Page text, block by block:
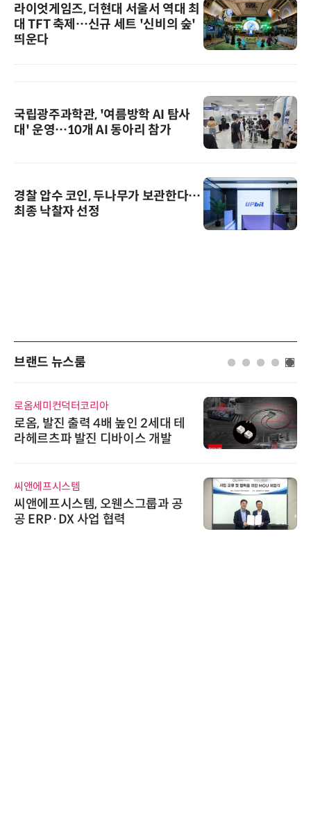
라이엇게임즈, 더현대 서울서 역대 최
대 TFT 축제…신규 세트 '신비의 숲'
띄운다
국립광주과학관, '여름방학 AI 탐사
대' 운영…10개 AI 동아리 참가
경찰 압수 코인, 두나무가 보관한다…
최종 낙찰자 선정
브랜드 뉴스룸
로옴세미컨덕터코리아
로옴, 발진 출력 4배 높인 2세대 테
라헤르츠파 발진 디바이스 개발
씨앤에프시스템
씨앤에프시스템, 오웬스그룹과 공
공 ERP·DX 사업 협력